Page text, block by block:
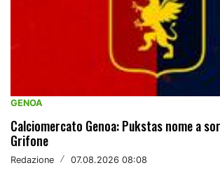
GENOA
Calciomercato Genoa: Pukstas nome a
Grifone
Redazione / 07.08.2026 08:08